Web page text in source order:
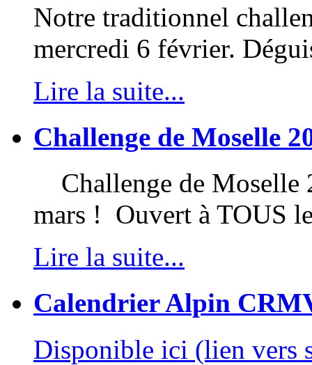
Notre traditionnel
mercredi 6 février.
Lire la suite...
Challenge de Moselle
Challenge de Moselle
mars ! Ouvert à TOUS
Lire la suite...
Calendrier Alpin
Disponible ici (lien vers